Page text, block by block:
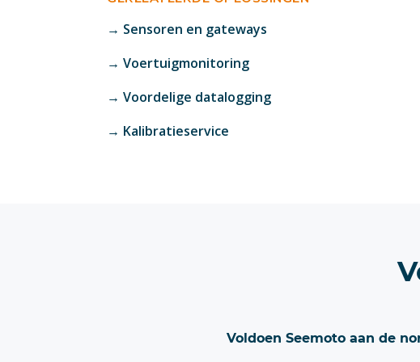
→ Sensoren en gateways
→ Voertuigmonitoring
→ Voordelige datalogging
→ Kalibratieservice
Voldoen Seemoto aan de